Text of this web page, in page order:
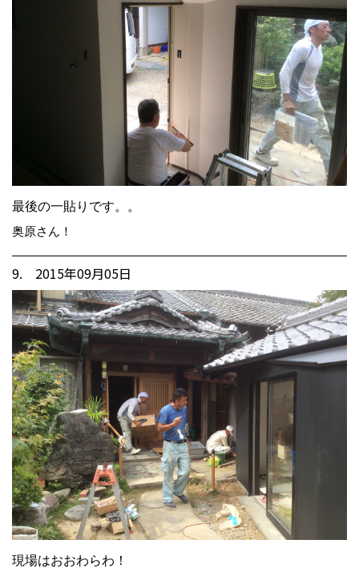
最後の一貼りです。。
奥原さん！
9. 2015年09月05日
現場はおおわらわ！